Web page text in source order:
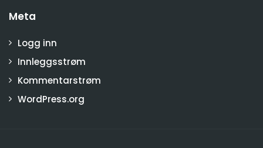
Meta
Logg inn
Innleggsstrøm
Kommentarstrøm
WordPress.org